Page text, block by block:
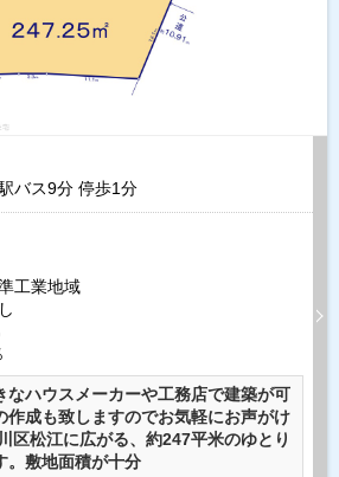
バス9分 停歩1分
工業地域
なハウスメーカーや工務店で建築が可
作成も致しますのでお気軽にお声がけ
区松江に広がる、約247平米のゆとり
。敷地面積が十分